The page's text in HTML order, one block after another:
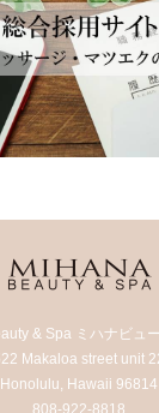
& Spa ミハナビュ
Makaloa street unit
Honolulu, Hawaii 96814
808-922-8818